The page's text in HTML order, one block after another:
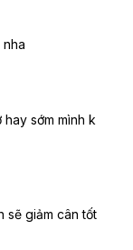
sớm mình k
sẽ giảm cân tốt